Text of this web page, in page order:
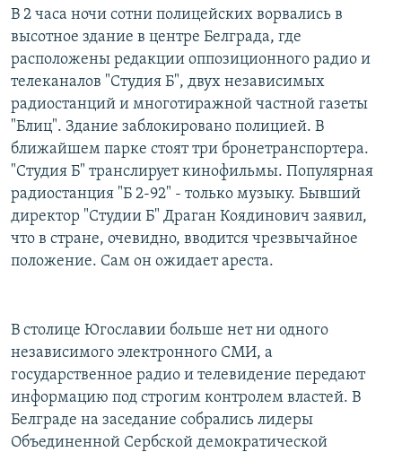
РАСПИСАНИЕ ВЕЩАНИЯ
ПОДПИШИТЕСЬ НА РАССЫЛКУ
СОЦИАЛЬНЫЕ СЕТИ
Все сайты РСЕ/РС
В 2 часа ночи сотни полицейских ворвались в
высотное здание в центре Белграда, где
расположены редакции оппозиционного радио и
телеканалов "Студия Б", двух независимых
радиостанций и многотиражной частной газеты
"Блиц". Здание заблокировано полицией. В
ближайшем парке стоят три бронетранспортера.
"Студия Б" транслирует кинофильмы. Популярная
радиостанция "Б 2-92" - только музыку. Бывший
директор "Студии Б" Драган Коядинович заявил,
что в стране, очевидно, вводится чрезвычайное
положение. Сам он ожидает ареста.
В столице Югославии больше нет ни одного
независимого электронного СМИ, а
государственное радио и телевидение передают
информацию под строгим контролем властей. В
Белграде на заседание собрались лидеры
Объединенной Сербской демократической